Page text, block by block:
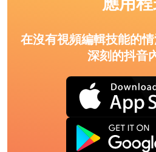
在沒有視頻編輯技能的
深刻的抖音